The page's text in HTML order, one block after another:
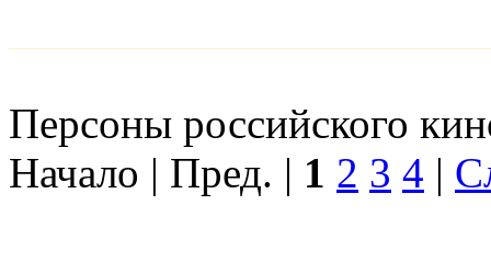
Персоны российского
Начало | Пред. | 1 2 3 4 |